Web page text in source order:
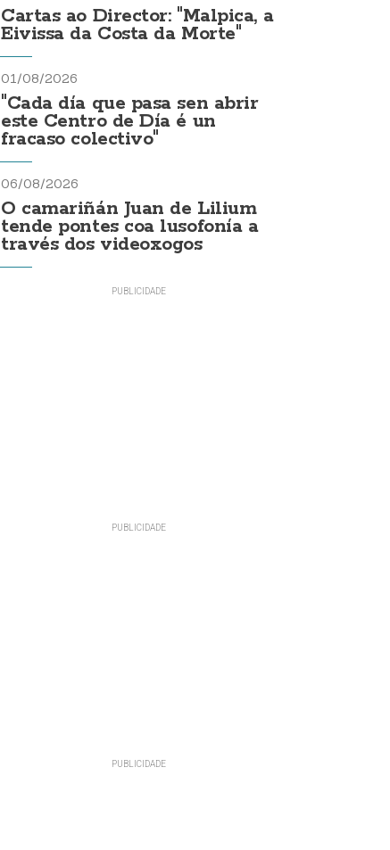
Cartas ao Director: "Malpica, a
Eivissa da Costa da Morte"
01/08/2026
"Cada día que pasa sen abrir
este Centro de Día é un
fracaso colectivo"
06/08/2026
O camariñán Juan de Lilium
tende pontes coa lusofonía a
través dos videoxogos